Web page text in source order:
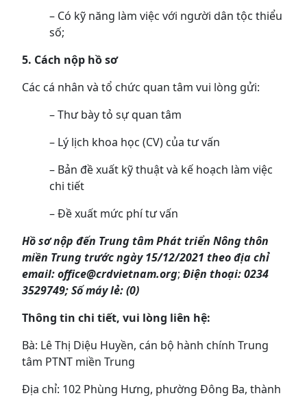
– Có kỹ năng làm việc với người dân tộc thiểu
số;
5. Cách nộp hồ sơ
Các cá nhân và tổ chức quan tâm vui lòng gửi:
– Thư bày tỏ sự quan tâm
– Lý lịch khoa học (CV) của tư vấn
– Bản đề xuất kỹ thuật và kế hoạch làm việc
chi tiết
– Đề xuất mức phí tư vấn
Hồ sơ nộp đến Trungtâm Phát triển Nông thôn
miền Trung trước ngày 15/12/2021 theo địa chỉ
email:office@crdvietnam.org; Điện thoại: 0234
3529749; Số máy lẻ: (0)
Thông tin chi tiết, vui lòng liên hệ:
Bà: Lê Thị Diệu Huyền, cán bộ hành chính Trung
tâm PTNT miền Trung
Địa chỉ: 102 Phùng Hưng, phường Đông Ba, thành